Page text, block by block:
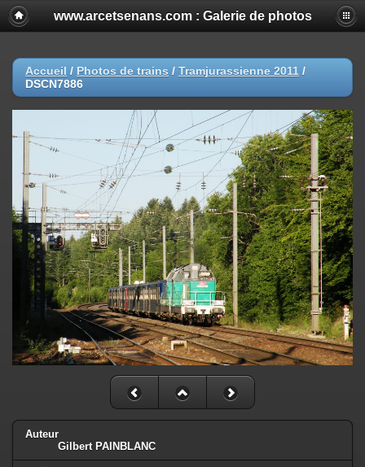
www.arcetsenans.com : Galerie de photos
Accueil / Photos de trains / Tramjurassienne 2011 /
DSCN7886
Auteur
Gilbert PAINBLANC